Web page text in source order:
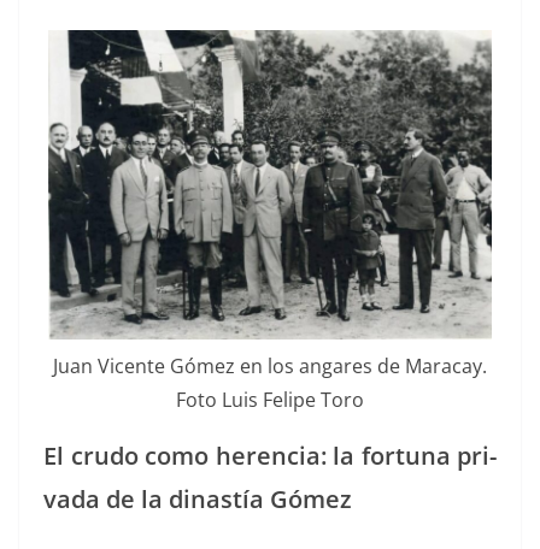
Juan Vicente Gómez en los angares de Mara­cay.
Foto Luis Felipe Toro
El crudo como heren­cia: la for­tu­na pri­
va­da de la dinastía Gómez